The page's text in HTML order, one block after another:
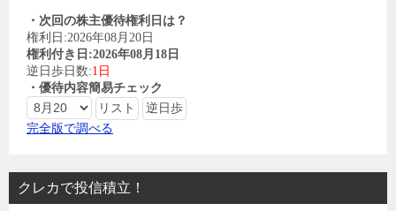
・次回の株主優待権利日は？
権利日:2026年08月20日
権利付き日:2026年08月18日
逆日歩日数:1日
・優待内容簡易チェック
完全版で調べる
クレカで投信積立！